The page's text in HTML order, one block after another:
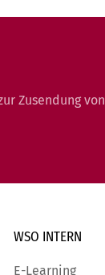
Zusendung von
WSO INTERN
E-Learning